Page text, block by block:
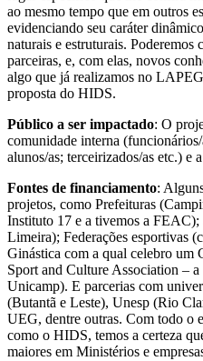
ao mesmo tempo que em outros
evidenciando seu caráter
naturais e estruturais. Poderemos
parceiras, e, com elas, novos
algo que já realizamos no
proposta do HIDS.
Público a ser impactado: O
comunidade interna
alunos/as; terceirizados/as etc.) e
Fontes de financiamento:
projetos, como Prefeituras
Instituto 17 e a tivemos a FEAC);
Limeira); Federações esportivas
Ginástica com a qual celebro um
Sport and Culture Association – a
Unicamp). E parcerias com
(Butantã e Leste), Unesp (Rio
UEG, dentre outras. Com todo o
como o HIDS, temos a certeza
maiores em Ministérios e